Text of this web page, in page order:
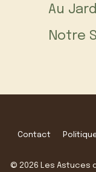
Au
Notre
Contact
© 2026 Les Astuces